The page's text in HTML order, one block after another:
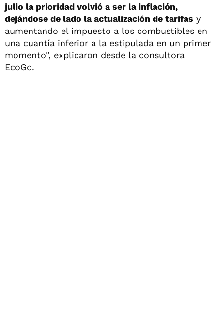
julio la prioridad volvió a ser la inflación,
dejándose de lado la actualización de tarifas y
aumentando el impuesto a los combustibles en
una cuantía inferior a la estipulada en un primer
momento", explicaron desde la consultora
EcoGo.